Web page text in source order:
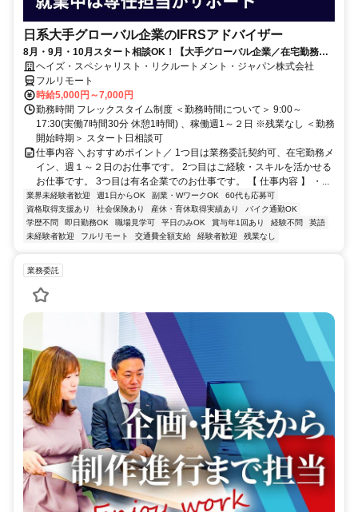
日系大手グローバル企業のIFRSアドバイザー
8月・9月・10月スタート相談OK！【大手グローバル企業／在宅勤務メ
イン／週1～2日勤務】IFRSアドバイザー
ヘイズ・スペシャリスト・リクルートメント・ジャパン株式会社
フルリモート
時給5,000円～7,000円
勤務時間 フレックスタイム制度 ＜勤務時間について＞ 9:00～
17:30(実働7時間30分 休憩1時間) 、稼働週1～２日 ※残業なし ＜勤務
開始時期＞ スタート日相談可
仕事内容 ＼おすすめポイント／ 1つ目は業務委託契約可、在宅勤務メ
イン、週１～２日のお仕事です。 2つ目はご経験・スキルを活かせる
お仕事です。 3つ目は有名企業でのお仕事です。 【 仕事内容 】 ・...
業界未経験者歓迎 週1日からOK 副業・WワークOK
60代も応募可
資格取得支援あり
社会保険あり 産休・育休取得実績あり
バイク通勤OK
学歴不問
即日勤務OK 職場見学可 平日のみOK 賞与年1回あり 経験不問
英語
未経験者歓迎
フルリモート 交通費全額支給 経験者歓迎 残業なし
業務委託